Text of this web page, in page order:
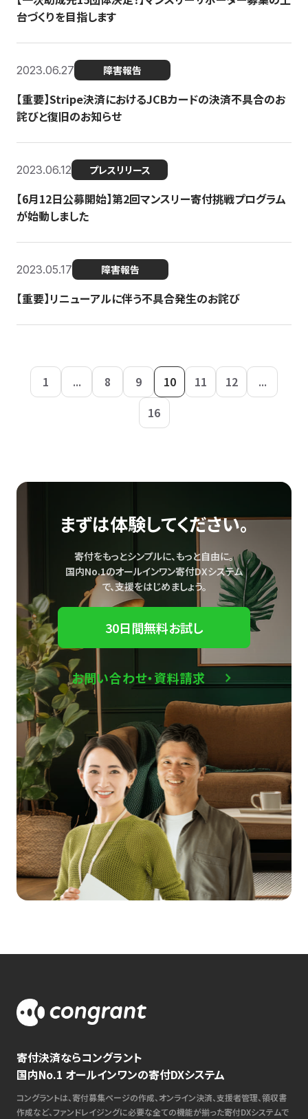
台づくりを目指します
2023.06.27 障害報告
【重要】Stripe決済におけるJCBカードの決済不具合のお
詫びと復旧のお知らせ
2023.06.12 プレスリリース
【6月12日公募開始】第2回マンスリー寄付挑戦プログラム
が始動しました
2023.05.17 障害報告
【重要】リニューアルに伴う不具合発生のお詫び
1 ... 8 9 10 11 12
...
16
まずは体験してください。
寄付をもっとシンプルに、もっと自由に。
国内No.1のオールインワン寄付DXシステム
で、支援をはじめましょう。
30日間無料お試し
お問い合わせ・資料請求
寄付決済ならコングラント
国内No.1 オールインワンの寄付DXシステム
コングラントは、寄付募集ページの作成、オンライン決済、支援者管理、領収書
作成など、ファンドレイジングに必要な全ての機能が揃った寄付DXシステムで